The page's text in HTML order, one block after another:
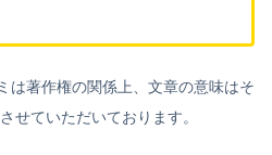
は著作権の関係上、文章の意味はそ
せていただいております。